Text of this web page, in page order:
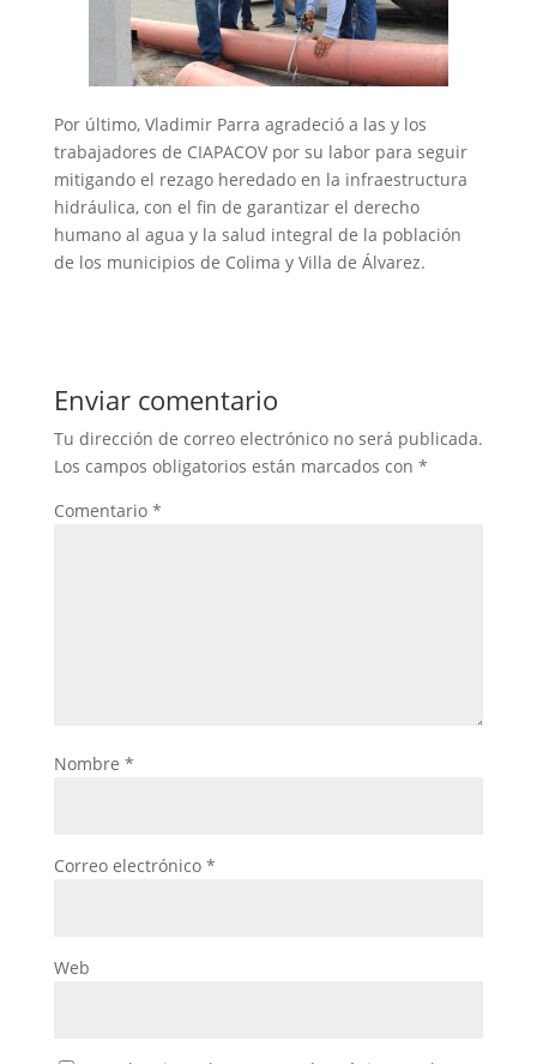
Por último, Vladimir Parra agradeció a las y los
trabajadores de CIAPACOV por su labor para seguir
mitigando el rezago heredado en la infraestructura
hidráulica, con el fin de garantizar el derecho
humano al agua y la salud integral de la población
de los municipios de Colima y Villa de Álvarez.
Enviar comentario
Tu dirección de correo electrónico no será publicada.
Los campos obligatorios están marcados con *
Comentario *
Nombre *
Correo electrónico *
Web